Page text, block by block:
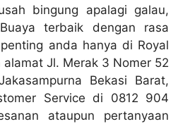
bingung apalagi galau,
terbaik dengan rasa
anda hanya di Royal
alamat Jl. Merak 3 Nomer 52
Bekasi Barat,
Service di 0812 904
ataupun pertanyaan